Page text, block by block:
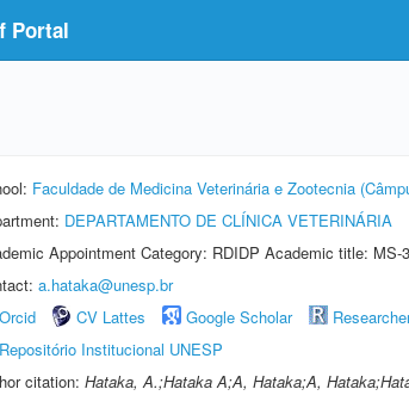
Portal
Faculdade de Medicina Veterinária e Zootecnia
DEPARTAMENTO DE CLÍNICA VETERINÁRIA
Appointment Category: RDIDP Academic title: MS-
a.hataka@unesp.br
Orcid
CV Lattes Google Scholar
Repositório Institucional UNESP
citation: Hataka, A.;Hataka A;A, Hataka;A,